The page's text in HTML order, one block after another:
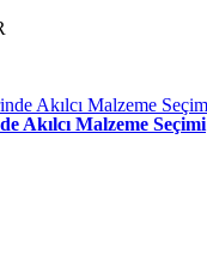
Akılcı Malzeme Seçimi